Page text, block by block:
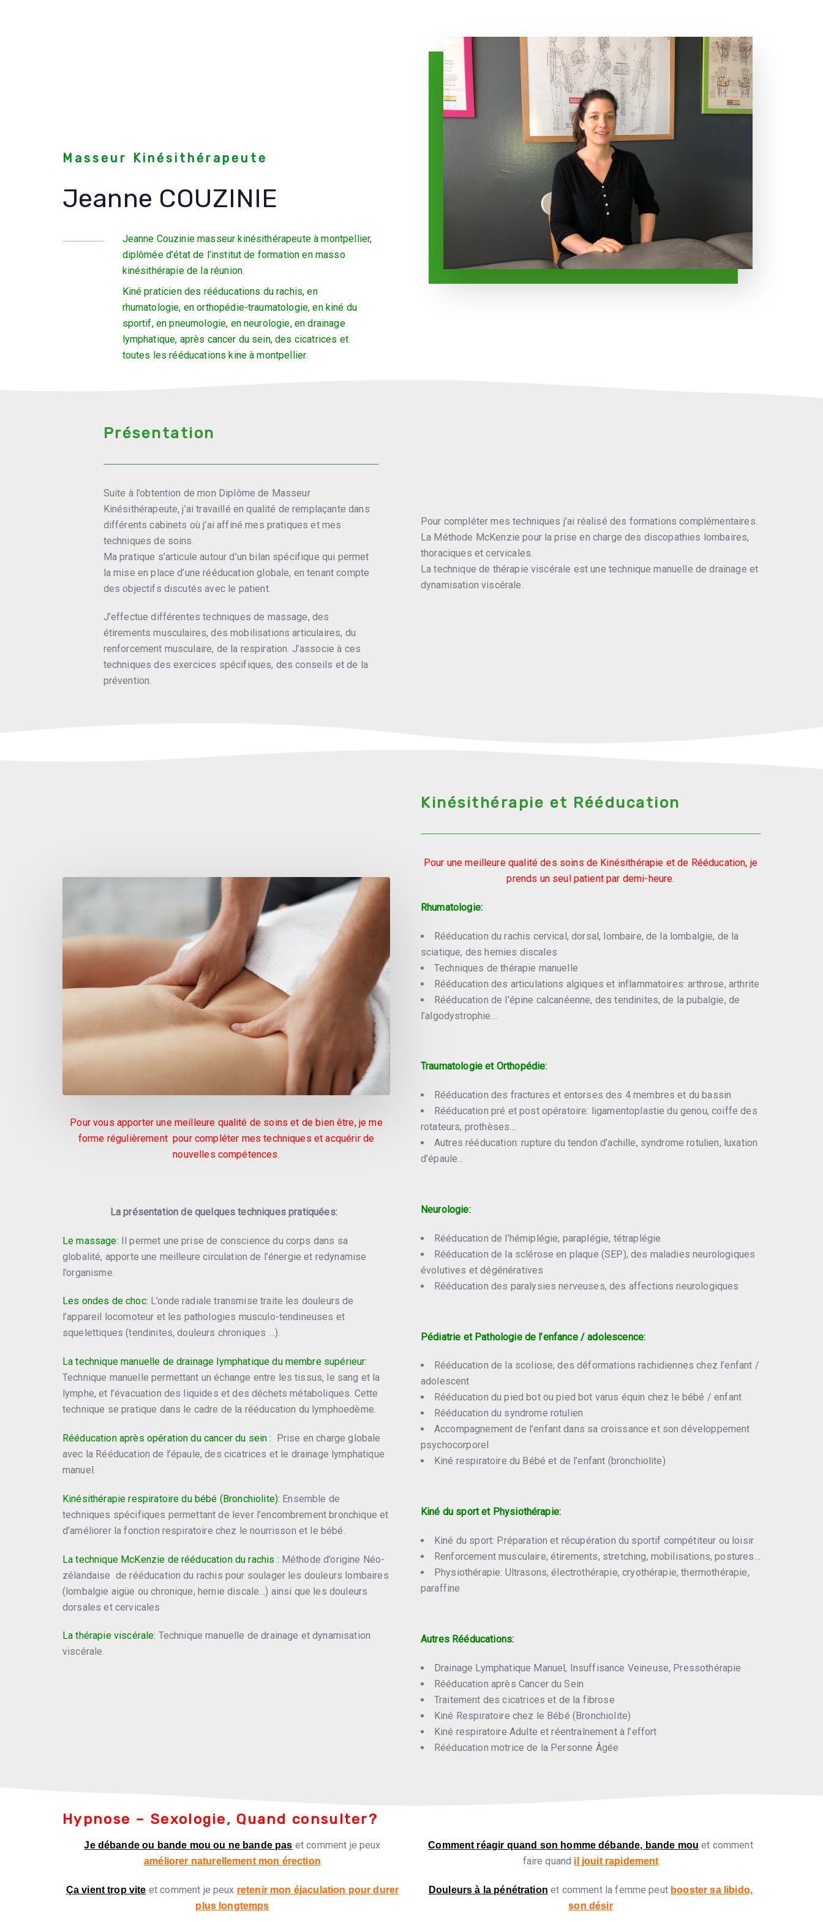
Masseur Kinésithérapeute
Jeanne COUZINIE
Jeanne Couzinie masseur kinésithérapeute à montpellier,
diplômée d’état de l’institut de formation en masso
kinésithérapie de la réunion.
Kiné praticien des rééducations du rachis, en
rhumatologie, en orthopédie-traumatologie, en kiné du
sportif, en pneumologie, en neurologie, en drainage
lymphatique, après cancer du sein, des cicatrices et
toutes les rééducations kine à montpellier.
Présentation
Suite à l’obtention de mon Diplôme de Masseur
Kinésithérapeute, j’ai travaillé en qualité de remplaçante dans
différents cabinets où j’ai affiné mes pratiques et mes
techniques de soins.
Ma pratique s’articule autour d’un bilan spécifique qui permet
la mise en place d’une rééducation globale, en tenant compte
des objectifs discutés avec le patient.
J’effectue différentes techniques de massage, des
étirements musculaires, des mobilisations articulaires, du
renforcement musculaire, de la respiration. J’associe à ces
techniques des exercices spécifiques, des conseils et de la
prévention.
Pour compléter mes techniques j’ai réalisé des formations complémentaires.
La Méthode McKenzie pour la prise en charge des discopathies lombaires,
thoraciques et cervicales.
La technique de thérapie viscérale est une technique manuelle de drainage et
dynamisation viscérale.
Pour vous apporter une meilleure qualité de soins et de bien être, je me
forme régulièrement pour compléter mes techniques et acquérir de
nouvelles compétences.
La présentation de quelques techniques pratiquées:
Le massage: Il permet une prise de conscience du corps dans sa
globalité, apporte une meilleure circulation de l’énergie et redynamise
l’organisme.
Les ondes de choc: L’onde radiale transmise traite les douleurs de
l’appareil locomoteur et les pathologies musculo-tendineuses et
squelettiques (tendinites, douleurs chroniques …).
La technique manuelle de drainage lymphatique du membre supérieur:
Technique manuelle permettant un échange entre les tissus, le sang et la
lymphe, et l’évacuation des liquides et des déchets métaboliques. Cette
technique se pratique dans le cadre de la rééducation du lymphoedème.
Rééducation après opération du cancer du sein : Prise en charge globale
avec la Rééducation de l’épaule, des cicatrices et le drainage lymphatique
manuel.
Kinésithérapie respiratoire du bébé (Bronchiolite): Ensemble de
techniques spécifiques permettant de lever l’encombrement bronchique et
d’améliorer la fonction respiratoire chez le nourrisson et le bébé.
La technique McKenzie de rééducation du rachis : Méthode d’origine Néo-
zélandaise de rééducation du rachis pour soulager les douleurs lombaires
(lombalgie aigüe ou chronique, hernie discale…) ainsi que les douleurs
dorsales et cervicales
La thérapie viscérale: Technique manuelle de drainage et dynamisation
viscérale.
Kinésithérapie et Rééducation
Pour une meilleure qualité des soins de Kinésithérapie et de Rééducation, je
prends un seul patient par demi-heure.
Rhumatologie:
Rééducation du rachis cervical, dorsal, lombaire, de la lombalgie, de la
sciatique, des hernies discales
Techniques de thérapie manuelle
Rééducation des articulations algiques et inflammatoires: arthrose, arthrite
Rééducation de l’épine calcanéenne, des tendinites, de la pubalgie, de
l’algodystrophie…
Traumatologie et Orthopédie:
Rééducation des fractures et entorses des 4 membres et du bassin
Rééducation pré et post opératoire: ligamentoplastie du genou, coiffe des
rotateurs, prothèses…
Autres rééducation: rupture du tendon d’achille, syndrome rotulien, luxation
d’épaule…
Neurologie:
Rééducation de l’hémiplégie, paraplégie, tétraplégie
Rééducation de la sclérose en plaque (SEP), des maladies neurologiques
évolutives et dégénératives
Rééducation des paralysies nerveuses, des affections neurologiques
Pédiatrie et Pathologie de l’enfance / adolescence:
Rééducation de la scoliose, des déformations rachidiennes chez l’enfant /
adolescent
Rééducation du pied bot ou pied bot varus équin chez le bébé / enfant
Rééducation du syndrome rotulien
Accompagnement de l’enfant dans sa croissance et son développement
psychocorporel
Kiné respiratoire du Bébé et de l’enfant (bronchiolite)
Kiné du sport et Physiothérapie:
Kiné du sport: Préparation et récupération du sportif compétiteur ou loisir
Renforcement musculaire, étirements, stretching, mobilisations, postures…
Physiothérapie: Ultrasons, électrothérapie, cryothérapie, thermothérapie,
paraffine
Autres Rééducations:
Drainage Lymphatique Manuel, Insuffisance Veineuse, Pressothérapie
Rééducation après Cancer du Sein
Traitement des cicatrices et de la fibrose
Kiné Respiratoire chez le Bébé (Bronchiolite)
Kiné respiratoire Adulte et réentraînement à l’effort
Rééducation motrice de la Personne Âgée
Hypnose – Sexologie, Quand consulter?
Je débande ou bande mou ou ne bande pas et comment je peux
améliorer naturellement mon érection
Ça vient trop vite et comment je peux retenir mon éjaculation pour durer
plus longtemps
Comment réagir quand son homme débande, bande mou et comment
faire quand il jouit rapidement
Douleurs à la pénétration et comment la femme peut booster sa libido,
son désir